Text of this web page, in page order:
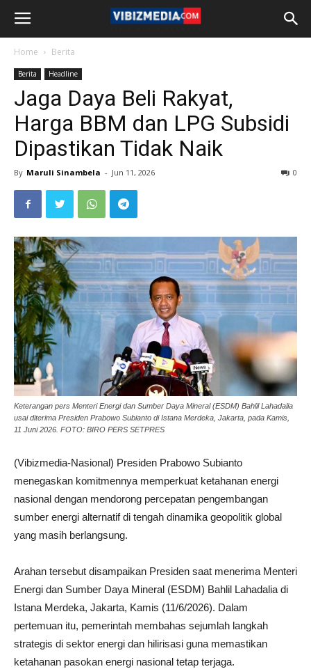
Home Berita
Berita Headline
Jaga Daya Beli Rakyat,
Harga BBM dan LPG Subsidi
Dipastikan Tidak Naik
By Maruli Sinambela - Jun 11, 2026 0
Keterangan pers Menteri Energi dan Sumber Daya Mineral (ESDM) Bahlil Lahadalia
usai diterima Presiden Prabowo Subianto di Istana Merdeka, Jakarta, pada Kamis,
11 Juni 2026. FOTO: BIRO PERS SETPRES
(Vibizmedia-Nasional) Presiden Prabowo Subianto
menegaskan komitmennya memperkuat ketahanan energi
nasional dengan mendorong percepatan pengembangan
sumber energi alternatif di tengah dinamika geopolitik global
yang masih berlangsung.
Arahan tersebut disampaikan Presiden saat menerima Menteri
Energi dan Sumber Daya Mineral (ESDM) Bahlil Lahadalia di
Istana Merdeka, Jakarta, Kamis (11/6/2026). Dalam
pertemuan itu, pemerintah membahas sejumlah langkah
strategis di sektor energi dan hilirisasi guna memastikan
ketahanan pasokan energi nasional tetap terjaga.